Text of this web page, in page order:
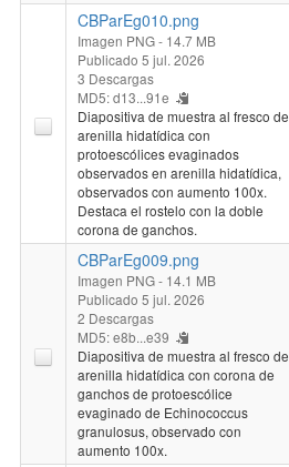
CBParEg010.png
Imagen PNG- 14.7 MB
Publicado 5 jul. 2026
3 Descargas
MD5: d13...91e
Diapositiva de muestra al fresco de
arenilla hidatídica con
protoescólices evaginados
observados en arenilla hidatídica,
observados con aumento 100x.
Destaca el rostelo con la doble
corona de ganchos.
CBParEg009.png
Imagen PNG- 14.1 MB
Publicado 5 jul. 2026
2 Descargas
MD5: e8b...e39
Diapositiva de muestra al fresco de
arenilla hidatídica con corona de
ganchos de protoescólice
evaginado de Echinococcus
granulosus, observado con
aumento 100x.